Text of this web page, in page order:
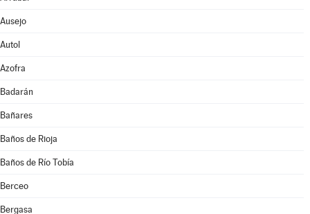
Ausejo
Autol
Azofra
Badarán
Bañares
Baños de Rioja
Baños de Río Tobía
Berceo
Bergasa